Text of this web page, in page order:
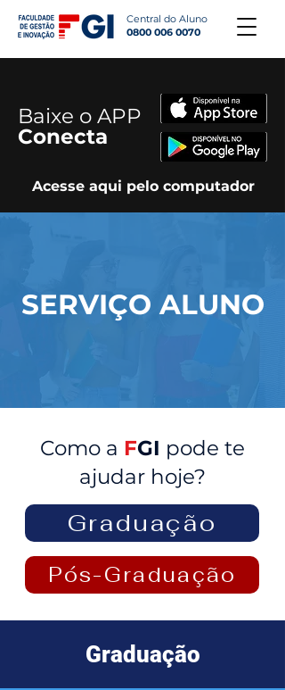
Central do Aluno
0800 006 0070
Baixe o APP
Conecta
Acesse aqui pelo computador
SERVIÇO ALUNO
Como a FGI pode te
ajudar hoje?
Graduação
Pós-Graduação
Graduação